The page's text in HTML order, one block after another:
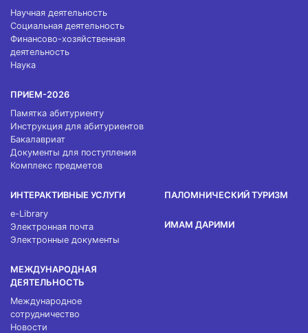
Научная деятельность
Социальная деятельность
Финансово-хозяйственная
деятельность
Наука
ПРИЕМ-2026
Памятка абитуриенту
Инструкция для абитуриентов
Бакалавриат
Документы для поступления
Комплекс предметов
ИНТЕРАКТИВНЫЕ УСЛУГИ
e-Library
Электронная почта
Электронные документы
МЕЖДУНАРОДНАЯ
ДЕЯТЕЛЬНОСТЬ
Международное
сотрудничество
Новости
ПАЛОМНИЧЕСКИЙ ТУРИЗМ
ИМАМ ДАРИМИ